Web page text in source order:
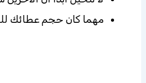
مهما كان حجم عطائك